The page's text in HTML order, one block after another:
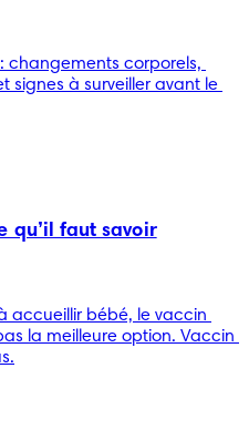
changements corporels,
à surveiller avant le
qu’il faut savoir
accueillir bébé, le vaccin
la meilleure option. Vaccin